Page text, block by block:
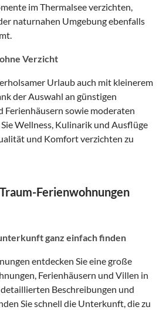
im Thermalsee verzichten,
naturnahen Umgebung ebenfalls
Verzicht
Urlaub auch mit kleinerem
der Auswahl an günstigen
Ferienhäusern sowie moderaten
Wellness, Kulinarik und Ausflüge
und Komfort verzichten zu
Ferienwohnungen
ganz einfach finden
entdecken Sie eine große
Ferienhäusern und Villen in
Beschreibungen und
Sie schnell die Unterkunft, die zu